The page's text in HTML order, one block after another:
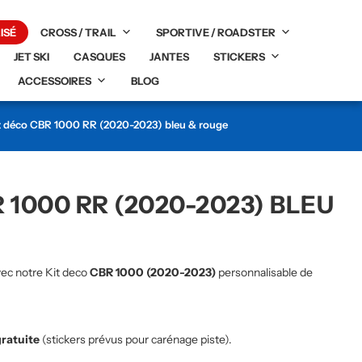
CROSS / TRAIL
SPORTIVE / ROADSTER
JET SKI
CASQUES JANTES
STICKERS
ACCESSOIRES
BLOG
CBR 1000 RR (2020-2023) bleu & rouge
1000 RR (2020-2023) BLEU
notre Kit decoCBR 1000 (2020-2023) personnalisable de
(stickers prévus pour carénage piste).